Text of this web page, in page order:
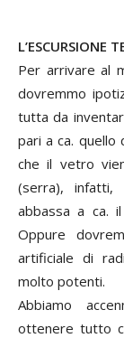
L’ESCURSIONE
Per arrivare al
dovremmo
tutta da
pari a ca.
che il vetro
(serra),
abbassa a ca.
Oppure
artificiale di
molto potenti.
Abbiamo
ottenere tutto